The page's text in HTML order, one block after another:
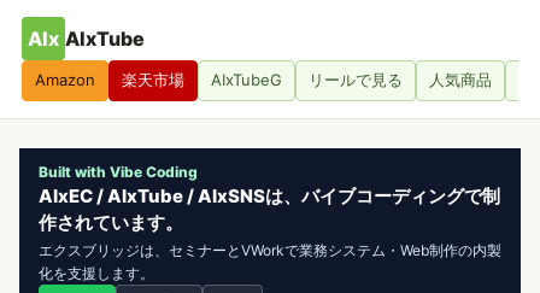
AIx AIxTube
Amazon 楽天市場 AIxTubeG リールで見る 人気商品
Built with Vibe Coding
AIxEC / AIxTube / AIxSNSは、バイブコーディングで制
作されています。
エクスブリッジは、セミナーとVWorkで業務システム・Web制作の内製
化を支援します。